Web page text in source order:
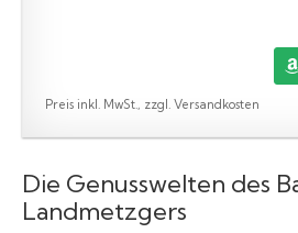
Preis inkl. MwSt., zzgl. Versandkosten
Die Genusswelten des
Landmetzgers